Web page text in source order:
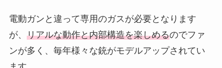
電動ガンと違って専用のガスが必要となります
が、 リアルな動作と内部構造を楽しめるのでファ
ンが多く、毎年様々な銃がモデルアップされてい